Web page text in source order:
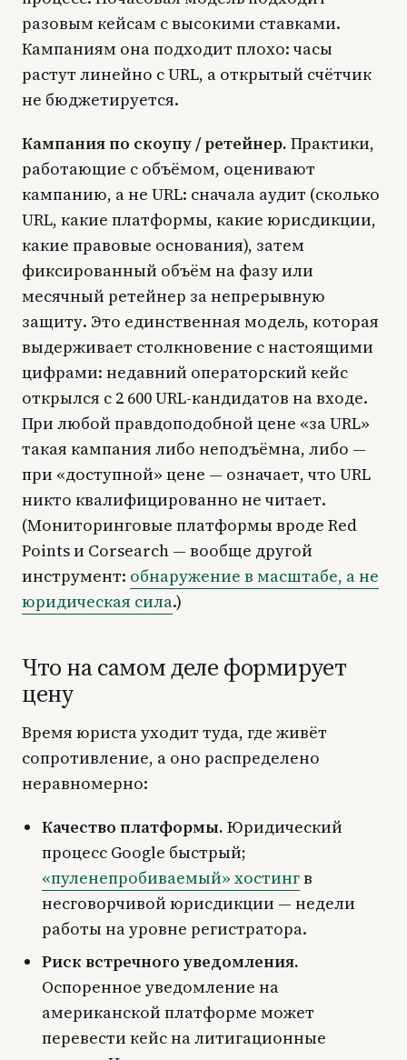
разовым кейсам с высокими ставками.
Кампаниям она подходит плохо: часы
растут линейно с URL, а открытый счётчик
не бюджетируется.
Кампания по скоупу / ретейнер. Практики,
работающие с объёмом, оценивают
кампанию, а не URL: сначала аудит (сколько
URL, какие платформы, какие юрисдикции,
какие правовые основания), затем
фиксированный объём на фазу или
месячный ретейнер за непрерывную
защиту. Это единственная модель, которая
выдерживает столкновение с настоящими
цифрами: недавний операторский кейс
открылся с 2 600 URL-кандидатов на входе.
При любой правдоподобной цене «за URL»
такая кампания либо неподъёмна, либо —
при «доступной» цене — означает, что URL
никто квалифицированно не читает.
(Мониторинговые платформы вроде Red
Points и Corsearch — вообще другой
инструмент: обнаружение в масштабе, а не
юридическая сила.)
Что на самом деле формирует
цену
Время юриста уходит туда, где живёт
сопротивление, а оно распределено
неравномерно:
Качество платформы. Юридический
процесс Google быстрый;
«пуленепробиваемый» хостингв
несговорчивой юрисдикции — недели
работы на уровне регистратора.
Риск встречного уведомления.
Оспоренное уведомление на
американской платформе может
перевести кейс на литигационные